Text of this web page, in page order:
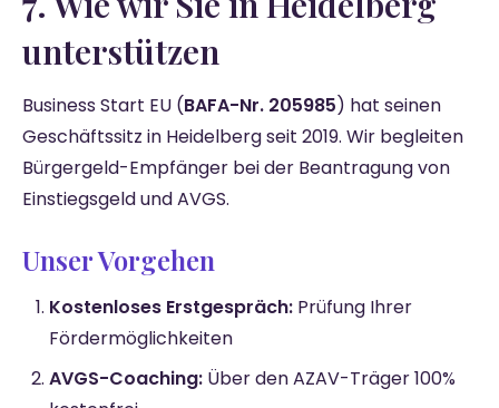
unterstützen
Business Start EU (BAFA-Nr. 205985) hat seinen
Geschäftssitz in Heidelberg seit 2019. Wir begleiten
Bürgergeld-Empfänger bei der Beantragung von
Einstiegsgeld und AVGS.
Unser Vorgehen
Kostenloses Erstgespräch: Prüfung Ihrer
Fördermöglichkeiten
AVGS-Coaching: Über den AZAV-Träger 100%